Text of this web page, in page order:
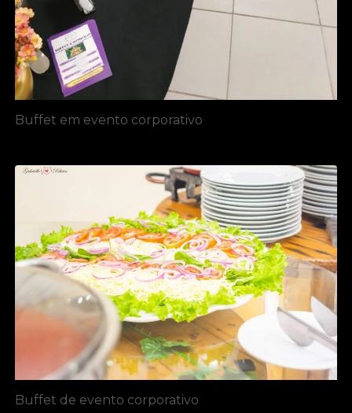
Buffet em evento corporativo
Buffet de evento corporativo